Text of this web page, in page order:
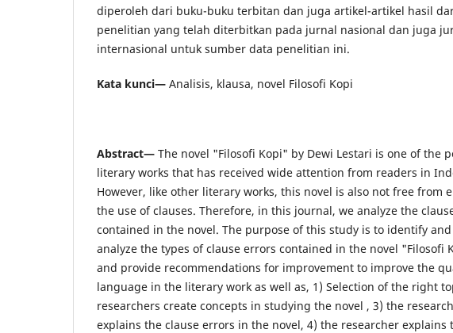
diperoleh dari buku-buku terbitan dan juga artikel-artikel hasil
penelitian yang telah diterbitkan pada jurnal nasional dan juga
internasional untuk sumber data penelitian ini.
Kata kunci— Analisis, klausa, novel Filosofi Kopi
Abstract— The novel "Filosofi Kopi" by Dewi Lestari is one of the
literary works that has received wide attention from readers in
However, like other literary works, this novel is also not free from
the use of clauses. Therefore, in this journal, we analyze the
contained in the novel. The purpose of this study is to identify and
analyze the types of clause errors contained in the novel "Filosofi
and provide recommendations for improvement to improve the
language in the literary work as well as, 1) Selection of the right
researchers create concepts in studying the novel , 3) the
explains the clause errors in the novel, 4) the researcher explains